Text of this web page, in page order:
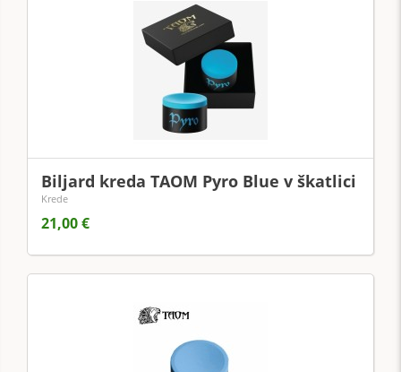
Biljard kreda TAOM Pyro Blue v škatlici
Krede
21,00 €